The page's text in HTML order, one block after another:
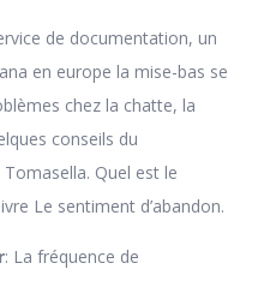
de documentation, un
en europe la mise-bas se
chez la chatte, la
conseils du
Quel est le
Le sentiment d’abandon.
: La fréquence de